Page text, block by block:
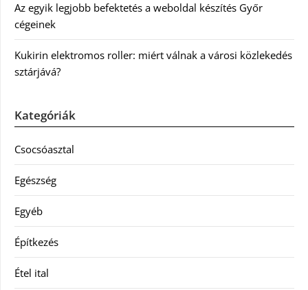
Az egyik legjobb befektetés a weboldal készítés Győr
cégeinek
Kukirin elektromos roller: miért válnak a városi közlekedés
sztárjává?
Kategóriák
Csocsóasztal
Egészség
Egyéb
Építkezés
Étel ital